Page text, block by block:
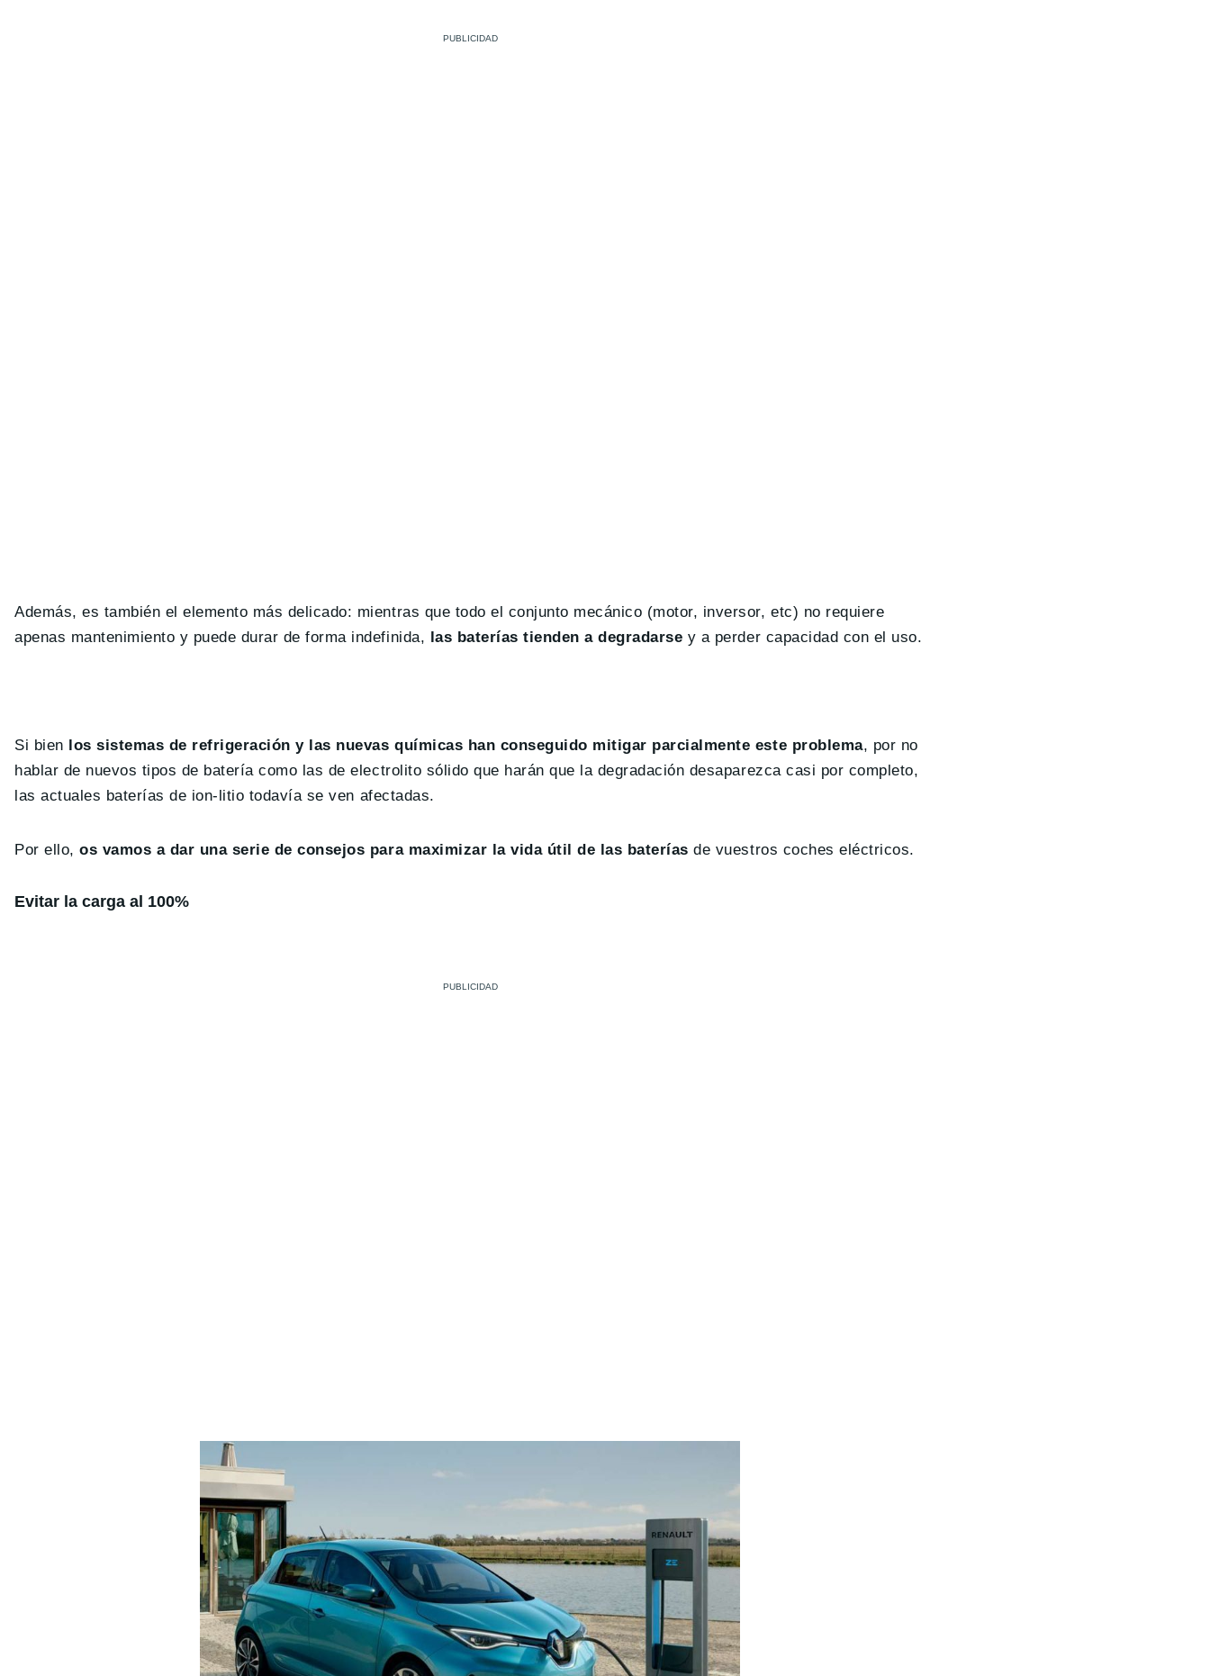
Además, es también el elemento más delicado: mientras que todo el conjunto mecánico (motor, inversor, etc) no requiere
apenas mantenimiento y puede durar de forma indefinida, las baterías tienden a degradarse y a perder capacidad con el uso.
Si bien los sistemas de refrigeración y las nuevas químicas han conseguido mitigar parcialmente este problema, por no
hablar de nuevos tipos de batería como las de electrolito sólido que harán que la degradación desaparezca casi por completo,
las actuales baterías de ion-litio todavía se ven afectadas.
Por ello,os vamos a dar una serie de consejos para maximizar la vida útil de las baterías de vuestros coches eléctricos.
Evitar la carga al 100%